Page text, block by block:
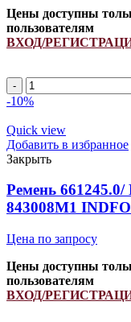
Цены доступны
пользователям
ВХОД/
A
1770Li/
ремень
клиновой
INDFORCE
Strongest
quantity
-10%
Quick view
Добавить в избранное
Закрыть
Ремень 661245.0/
843008M1
Цена по запросу
Цены доступны
пользователям
ВХОД/